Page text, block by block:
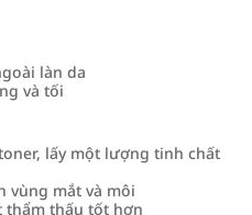
làn da
và tối
lấy một lượng tinh chất
vùng mắt và môi
thẩm thấu tốt hơn